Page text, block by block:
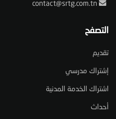
contact@srtg.com.tn
التصفح
تقديم
إشتراك مدرسي
اشتراك الخدمة المدنية
أحداث